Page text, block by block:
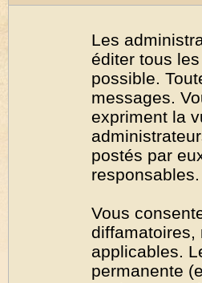
Les
éditer tous
possible.
messages.
expriment la
postés par
responsables.
Vous
diffamatoires,
applicables.
permanente